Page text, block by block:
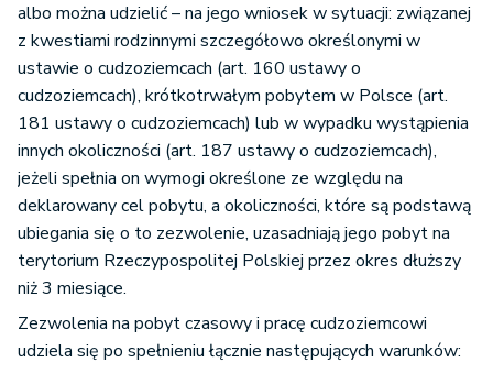
albo można udzielić – na jego wniosek w sytuacji: związanej
z kwestiami rodzinnymi szczegółowo określonymi w
ustawie o cudzoziemcach (art. 160 ustawy o
cudzoziemcach), krótkotrwałym pobytem w Polsce (art.
181 ustawy o cudzoziemcach) lub w wypadku wystąpienia
innych okoliczności (art. 187 ustawy o cudzoziemcach),
jeżeli spełnia on wymogi określone ze względu na
deklarowany cel pobytu, a okoliczności, które są podstawą
ubiegania się o to zezwolenie, uzasadniają jego pobyt na
terytorium Rzeczypospolitej Polskiej przez okres dłuższy
niż 3 miesiące.
Zezwolenia na pobyt czasowy i pracę cudzoziemcowi
udziela się po spełnieniu łącznie następujących warunków: